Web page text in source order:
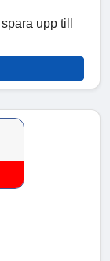
upp till